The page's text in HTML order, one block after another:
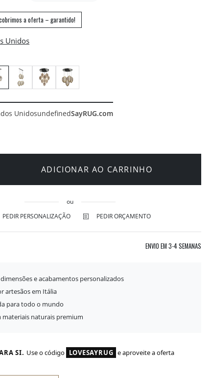
a oferta – garantido!
UnidosundefinedSayRUG.com
ADICIONAR AO CARRINHO
ou
PEDIR PERSONALIZAÇÃO
PEDIR ORÇAMENTO
ENVIO EM 3-4 SEMANAS
e acabamentos personalizados
artesãos em Itália
para todo o mundo
materiais naturais premium
SI. Use o código LOVESAYRUG e aproveite a oferta